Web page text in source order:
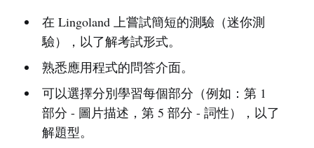
在 Lingoland 上嘗試簡短的測驗（迷你測
驗），以了解考試形式。
熟悉應用程式的問答介面。
可以選擇分別學習每個部分（例如：第 1
部分 - 圖片描述，第 5 部分 - 詞性），以了
解題型。